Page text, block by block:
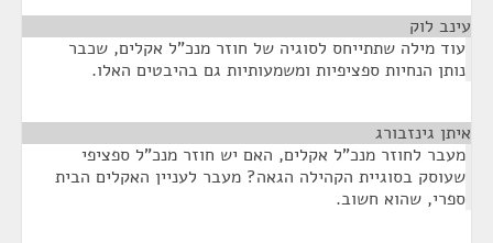
עינב לוק
עוד מילה שתתייחס לסוגיה של חוזר מנכ"ל אקלים, שכבר
נותן הנחיות ספציפיות ומשמעותיות גם בהיבטים האלו.
איתן גינזבורג
מעבר לחוזר מנכ"ל אקלים, האם יש חוזר מנכ"ל ספציפי
שעוסק בסוגיית הקהילה הגאה? מעבר לעניין האקלים הבית
ספרי, שהוא חשוב.